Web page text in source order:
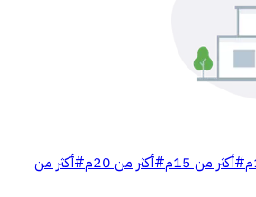
#أكثر من 15م #أكثر من 20م #أكثر من